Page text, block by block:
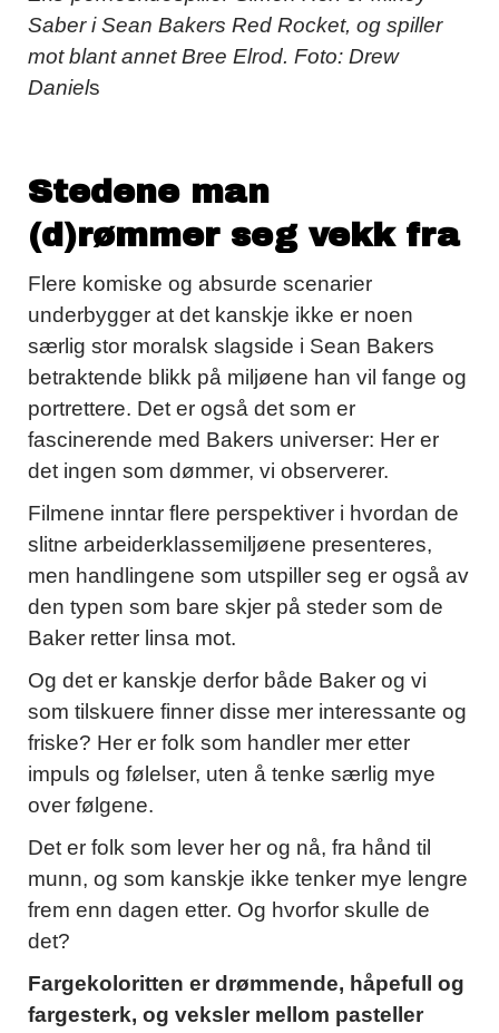
Saber i Sean Bakers Red Rocket, og spiller
mot blant annet Bree Elrod. Foto: Drew
Daniels
Stedene man
(d)rømmer seg vekk fra
Flere komiske og absurde scenarier
underbygger at det kanskje ikke er noen
særlig stor moralsk slagside i Sean Bakers
betraktende blikk på miljøene han vil fange og
portrettere. Det er også det som er
fascinerende med Bakers universer: Her er
det ingen som dømmer, vi observerer.
Filmene inntar flere perspektiver i hvordan de
slitne arbeiderklassemiljøene presenteres,
men handlingene som utspiller seg er også av
den typen som bare skjer på steder som de
Baker retter linsa mot.
Og det er kanskje derfor både Baker og vi
som tilskuere finner disse mer interessante og
friske? Her er folk som handler mer etter
impuls og følelser, uten å tenke særlig mye
over følgene.
Det er folk som lever her og nå, fra hånd til
munn, og som kanskje ikke tenker mye lengre
frem enn dagen etter. Og hvorfor skulle de
det?
Fargekoloritten er drømmende, håpefull og
fargesterk, og veksler mellom pasteller